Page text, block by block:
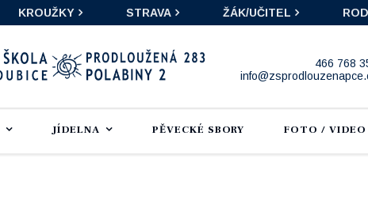
KROUŽKY STRAVA ŽÁK/UČITEL
466 768
JÍDELNA PĚVECKÉ SBORY FOTO / VIDEO